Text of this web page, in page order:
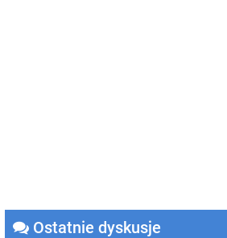
Ostatnie dyskusje